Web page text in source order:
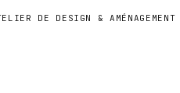
DE DESIGN & AMÉNAGEMENT